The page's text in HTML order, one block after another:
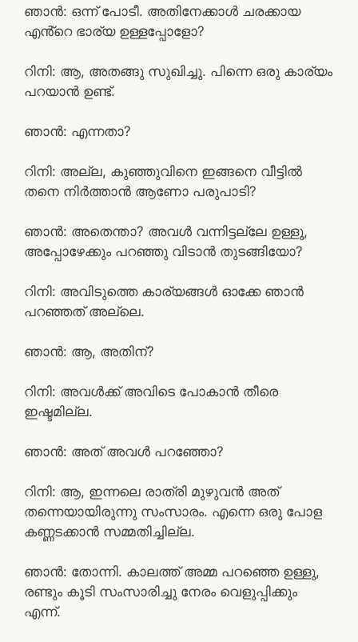
ഞാൻ: ഒന്ന് പോടീ. അതിനേക്കാൾ ചരക്കായ
എൻ്റെ ഭാര്യ ഉള്ളപ്പോളോ?
റിനി: ആ, അതങ്ങു സുഖിച്ചു. പിന്നെ ഒരു കാര്യം
പറയാൻ ഉണ്ട്.
ഞാൻ: എന്നതാ?
റിനി: അല്ല, കുഞ്ഞുവിനെ ഇങ്ങനെ വീട്ടിൽ
തനെ നിർത്താൻ ആണോ പരുപാടി?
ഞാൻ: അതെന്താ? അവൾ വന്നിട്ടല്ലേ ഉള്ളു,
അപ്പോഴേക്കും പറഞ്ഞു വിടാൻ തുടങ്ങിയോ?
റിനി: അവിടുത്തെ കാര്യങ്ങൾ ഓക്കേ ഞാൻ
പറഞ്ഞത് അല്ലെ.
ഞാൻ: ആ, അതിന്?
റിനി: അവൾക്ക് അവിടെ പോകാൻ തീരെ
ഇഷ്ടമില്ല.
ഞാൻ: അത് അവൾ പറഞ്ഞോ?
റിനി: ആ, ഇന്നലെ രാത്രി മുഴുവൻ അത്
തന്നെയായിരുന്നു സംസാരം. എന്നെ ഒരു പോള
കണ്ണടക്കാൻ സമ്മതിച്ചില്ല.
ഞാൻ: തോന്നി. കാലത്ത് അമ്മ പറഞ്ഞെ ഉള്ളു,
രണ്ടും കൂടി സംസാരിച്ചു നേരം വെളുപ്പിക്കും
എന്ന്.